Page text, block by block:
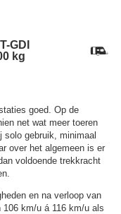
GDI
kg
goed. Op de
net wat meer toeren
solo gebruik, minimaal
over het algemeen is er
voldoende trekkracht
en na verloop van
106 km/u á 116 km/u als